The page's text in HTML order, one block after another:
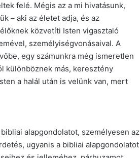
felé. Mégis az a mi hivatásunk,
– aki az életet adja, és az
közvetíti Isten vigasztaló
személyiségvonásaival. A
egy számunkra még ismeretlen
különböznek más, keresztény
a halál után is velünk van, mert
alapgondolatot, személyesen az
ugyanis a bibliai alapgondolatot